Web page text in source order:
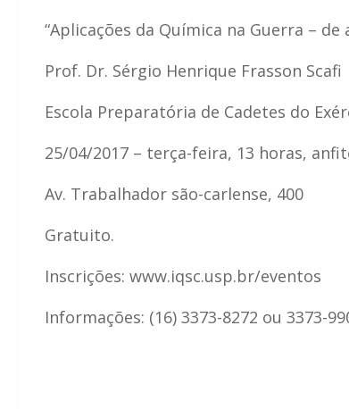
“Aplicações da Química na Guerra –
Prof. Dr. Sérgio Henrique Frasson Scafi
Escola Preparatória de Cadetes do
25/04/2017 – terça-feira, 13 horas,
Av. Trabalhador são-carlense, 400
Gratuito.
Inscrições: www.iqsc.usp.br/eventos
Informações: (16) 3373-8272 ou 3373-